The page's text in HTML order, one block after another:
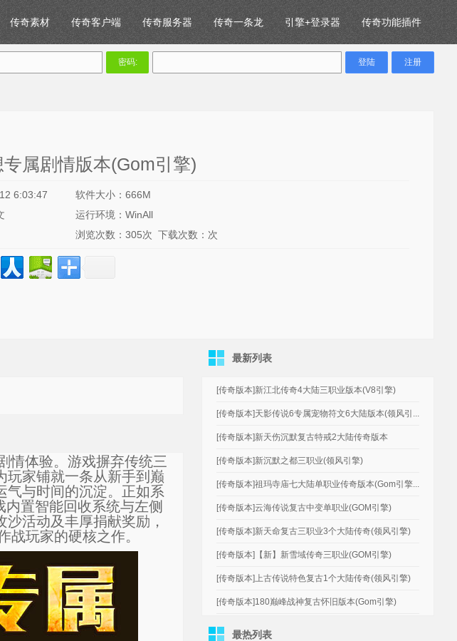
传奇素材 传奇客户端 传奇服务器 传奇一条龙 引擎+登录器 传奇功能插件
密码:
属剧情版本(Gom引擎)
6:03:47
软件大小：666M
运行环境：WinAll
浏览次数： 305次 下载次数：次
情体验。游戏摒弃传统三
玩家铺就一条从新手到巅
气与时间的沉淀。正如系
置智能回收系统与左侧
活动及丰厚捐献奖励，
战玩家的硬核之作。
最新列表
[传奇版本]新江北传奇4大陆三职业版本(V8引擎)
[传奇版本]天影传说6专属宠物符文6大陆版本(领风引...
[传奇版本]新天伤沉默复古特戒2大陆传奇版本
[传奇版本]新沉默之都三职业(领风引擎)
[传奇版本]祖玛寺庙七大陆单职业传奇版本(Gom引擎...
[传奇版本]云海传说复古中变单职业(GOM引擎)
[传奇版本]新天命复古三职业3个大陆传奇(领风引擎)
[传奇版本]【新】新雪域传奇三职业(GOM引擎)
[传奇版本]上古传说特色复古1个大陆传奇(领风引擎)
[传奇版本]180巅峰战神复古怀旧版本(Gom引擎)
最热列表